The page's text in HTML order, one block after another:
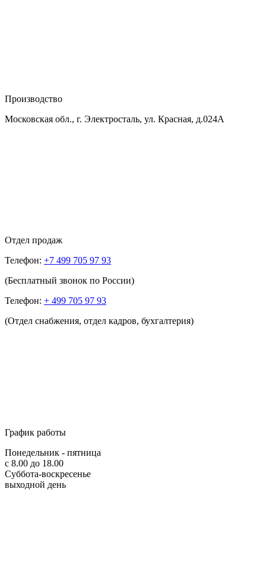
Производство
Московская обл., г. Электросталь, ул. Красная, д.024А
Отдел продаж
Телефон: +7 499 705 97 93
(Бесплатный звонок по России)
Телефон: + 499 705 97 93
(Отдел снабжения, отдел кадров, бухгалтерия)
График работы
Понедельник - пятница
с 8.00 до 18.00
Суббота-воскресенье
выходной день